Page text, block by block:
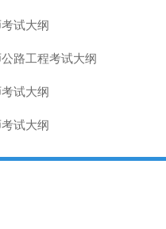
试大纲
路工程考试大纲
试大纲
试大纲